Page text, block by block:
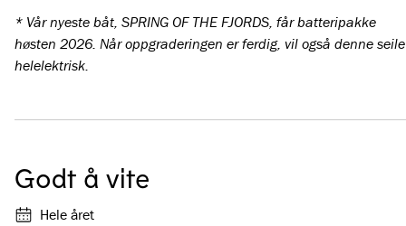
* Vår nyeste båt, SPRING OF THE FJORDS, får batteripakke
høsten 2026. Når oppgraderingen er ferdig, vil også denne seile
helelektrisk.
Godt å vite
Hele året